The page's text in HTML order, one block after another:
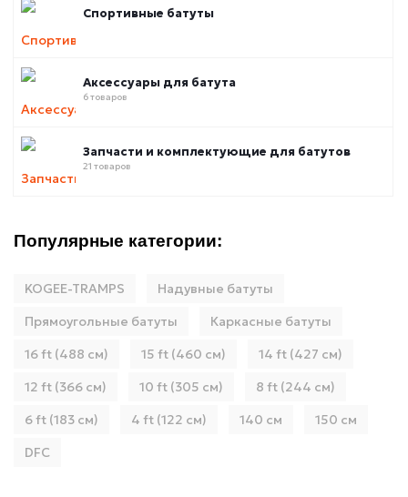
Спортивные батуты
Аксессуары для батута
6 товаров
Запчасти и комплектующие для батутов
21 товаров
Популярные категории:
KOGEE-TRAMPS
Надувные батуты
Прямоугольные батуты
Каркасные батуты
16 ft (488 см)
15 ft (460 см)
14 ft (427 см)
12 ft (366 см)
10 ft (305 см)
8 ft (244 см)
6 ft (183 см)
4 ft (122 см) 140 см
150 см
DFC